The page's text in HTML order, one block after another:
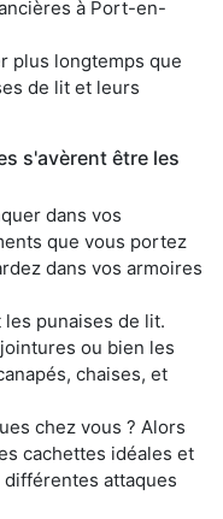
à Port-en-
plus longtemps que
de lit et leurs
s'avèrent être les
dans vos
que vous portez
dans vos armoires
punaises de lit.
ou bien les
chaises, et
chez vous ? Alors
cachettes idéales et
attaques